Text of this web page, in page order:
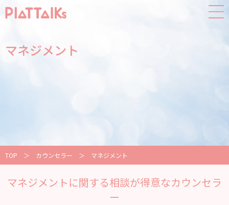
マネジメント
TOP ＞ カウンセラー ＞ マネジメント
マネジメントに関する相談が得意なカウンセラ
ー